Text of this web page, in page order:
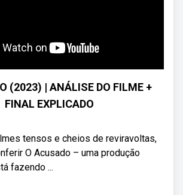
(2023) | ANÁLISE DO FILME +
FINAL EXPLICADO
tensos e cheios de reviravoltas,
O Acusado – uma produção
fazendo ...